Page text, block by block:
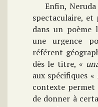
Enfin,
spectaculaire,
dans un poème
une urgence
référent
dès le titre, «
aux spécifiques «
contexte
de donner à